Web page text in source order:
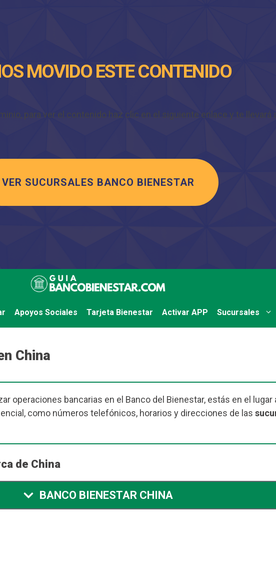
MOVIDO ESTE CONTENIDO
para ver el contenido haz clic en el siguiente enlace y te llevará
VER SUCURSALES BANCO BIENESTAR
Apoyos Sociales Tarjeta Bienestar Activar APP Sucursales
China
operaciones bancarias en el Banco del Bienestar, estás en el lugar
como números telefónicos, horarios y direcciones de las
de China
BANCO BIENESTAR CHINA